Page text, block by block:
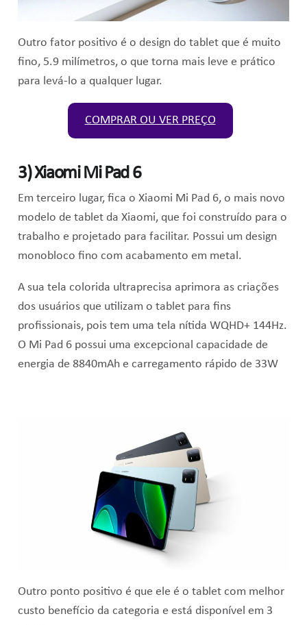
Outro fator positivo é o design do tablet que é muito
fino, 5.9 milímetros, o que torna mais leve e prático
para levá-lo a qualquer lugar.
COMPRAR OU VER PREÇO
3) Xiaomi Mi Pad 6
Em terceiro lugar, fica o Xiaomi Mi Pad 6, o mais novo
modelo de tablet da Xiaomi, que foi construído para o
trabalho e projetado para facilitar. Possui um design
monobloco fino com acabamento em metal.
A sua tela colorida ultraprecisa aprimora as criações
dos usuários que utilizam o tablet para fins
profissionais, pois tem uma tela nítida WQHD+ 144Hz.
O Mi Pad 6 possui uma excepcional capacidade de
energia de 8840mAh e carregamento rápido de 33W
Outro ponto positivo é que ele é o tablet com melhor
custo benefício da categoria e está disponível em 3